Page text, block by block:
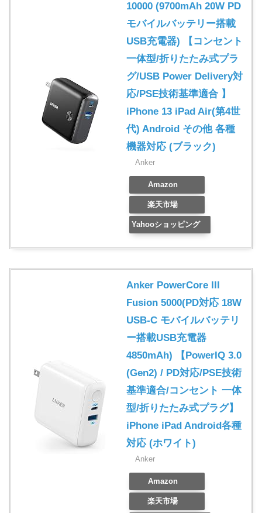
10000 (9700mAh 20W PD
モバイルバッテリー搭載
USB充電器) 【コンセント
一体型/折りたたみ式プラ
グ/USB Power Delivery対
応/PSE技術基準適合 】
iPhone 13 iPad Air(第4世
代) Android その他 各種
機器対応 (ブラック)
Anker
Amazon
楽天市場
Yahooショッピング
Anker PowerCore III
Fusion 5000(PD対応 18W
USB-C モバイルバッテリ
ー搭載USB充電器
4850mAh) 【PowerIQ 3.0
(Gen2) / PD対応/PSE技術
基準適合/コンセント 一体
型/折りたたみ式プラグ】
iPhone iPad Android各種
対応 (ホワイト)
Anker
Amazon
楽天市場